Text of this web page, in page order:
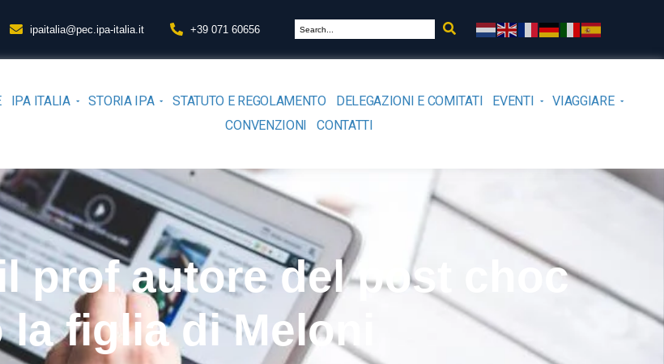
ipaitalia@pec.ipa-italia.it +39 071 60656
IPA ITALIA STORIA IPA STATUTO E REGOLAMENTO DELEGAZIONI E COMITATI EVENTI
VIAGGIARE
CONVENZIONI
CONTATTI
prof autore del post choc
figlia di Meloni